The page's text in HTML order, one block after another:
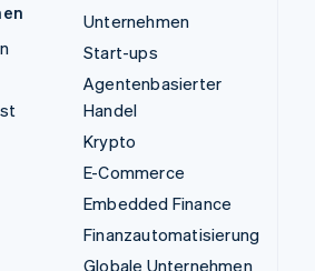
Unternehmen
Start-ups
Agentenbasierter
Handel
Krypto
E-Commerce
Embedded Finance
Finanzautomatisierung
Globale Unternehmen